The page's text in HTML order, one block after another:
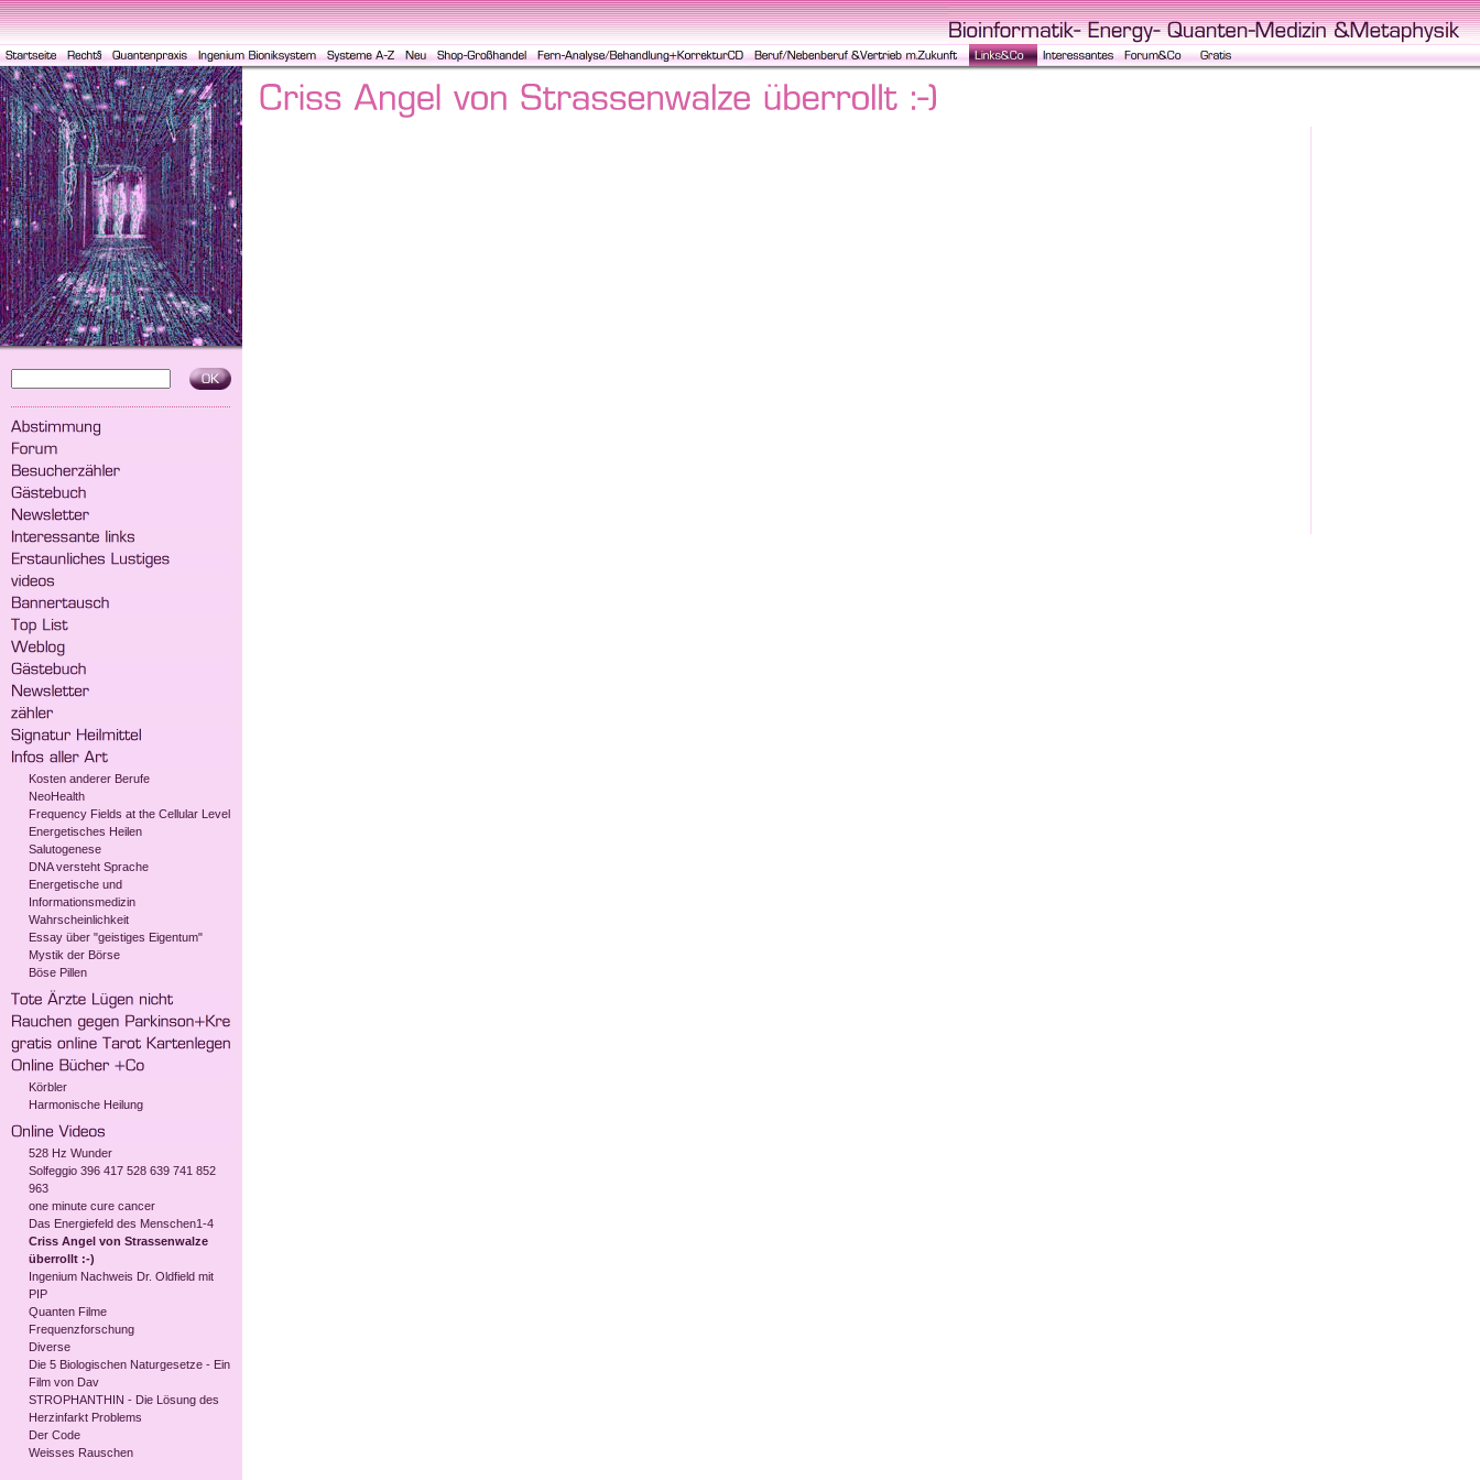
Kosten anderer Berufe
NeoHealth
Frequency Fields at the Cellular Level
Energetisches Heilen
Salutogenese
DNA versteht Sprache
Energetische und
Informationsmedizin
Wahrscheinlichkeit
Essay über "geistiges Eigentum"
Mystik der Börse
Böse Pillen
Körbler
Harmonische Heilung
528 Hz Wunder
Solfeggio 396 417 528 639 741 852
963
one minute cure cancer
Das Energiefeld des Menschen1-4
Criss Angel von Strassenwalze
überrollt :-)
Ingenium Nachweis Dr. Oldfield mit
PIP
Quanten Filme
Frequenzforschung
Diverse
Die 5 Biologischen Naturgesetze - Ein
Film von Dav
STROPHANTHIN - Die Lösung des
Herzinfarkt Problems
Der Code
Weisses Rauschen